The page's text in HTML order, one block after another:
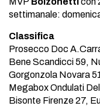
settimanale:
Classifica
Prosecco Doc
Bene Scandicci 59,
Gorgonzola Novara
Megabox Ondulati
Bisonte Firenze 27,